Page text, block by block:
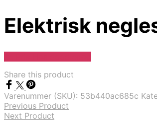
Elektrisk
Share this product
Varenummer (SKU): 53b440ac685c
Previous Product
Next Product